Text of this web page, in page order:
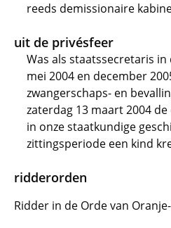
reeds demissionaire
uit de privésfeer
Was als staatssecretaris
mei 2004 en december
zwangerschaps- en
zaterdag 13 maart 2004
in onze staatkundige
zittingsperiode een kind
ridderorden
Ridder in de Orde van